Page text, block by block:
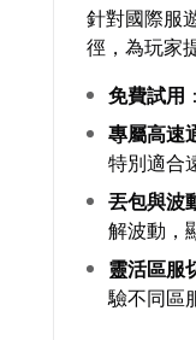
針對國際服
徑，為玩家
免費試用
專屬高速
特別適合
丟包與波
解波動，
靈活區服
驗不同區